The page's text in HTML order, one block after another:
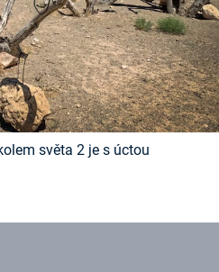
světa 2 je s úctou